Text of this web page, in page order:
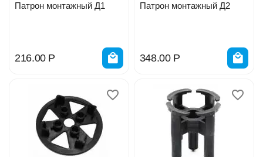
Патрон монтажный Д1
216.00 Р
Патрон монтажный Д2
348.00 Р